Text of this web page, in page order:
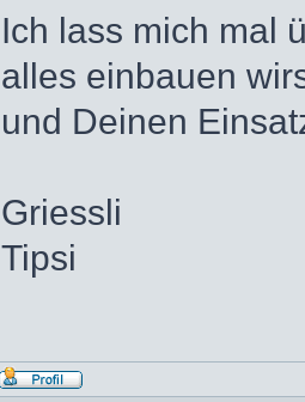
Ich lass mich mal
alles einbauen
und Deinen
Griessli
Tipsi
Profil